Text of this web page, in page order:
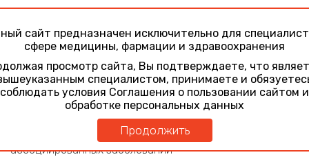
Персонализированный подход к лечению и
профилактике социально значимых заболеваний в
терапевтической и общей врачебной практике
29 октября 2018
Алопеция в практике терапевта. Диагностика и тактика
ведения
Социально значимые заболевания. Вызовы XXI века.
Первый день
14 сентября 2020
Вирус папилломы человека. Профилактика ВПЧ-
ассоциированных заболеваний
сайт предназначен исключительно для
сфере медицины, фармации и здравоохранения
просмотр сайта, Вы подтверждаете, что
специалистом, принимаете и
соблюдать условия Соглашения о пользовании сайтом и
обработке персональных данных
Продолжить